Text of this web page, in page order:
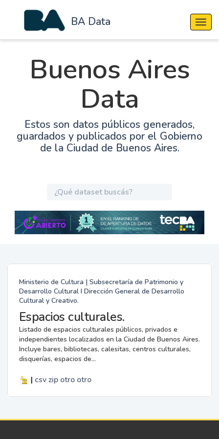
BA Data
Buenos Aires
Data
Estos son datos públicos generados,
guardados y publicados por el Gobierno
de la Ciudad de Buenos Aires.
Ministerio de Cultura | Subsecretaría de Patrimonio y
Desarrollo Cultural I Dirección General de Desarrollo
Cultural y Creativo.
Espacios culturales.
Listado de espacios culturales públicos, privados e
independientes localizados en la Ciudad de Buenos Aires.
Incluye bares, bibliotecas, calesitas, centros culturales,
disquerías, espacios de...
| csv zip otro otro